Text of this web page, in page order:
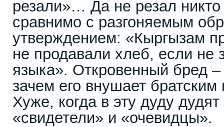
резали»… Да не резал никто
сравнимо с разгоняемым
утверждением: «Кыргызам
не продавали хлеб, если не
языка». Откровенный бред –
зачем его внушает
Хуже, когда в эту дуду
«свидетели» и «очевидцы».